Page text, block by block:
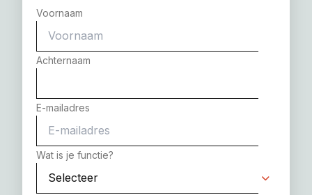
Voornaam
Achternaam
E-mailadres
Wat is je functie?